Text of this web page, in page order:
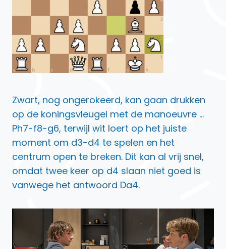
Zwart, nog ongerokeerd, kan gaan drukken
op de koningsvleugel met de manoeuvre …
Ph7-f8-g6, terwijl wit loert op het juiste
moment om d3-d4 te spelen en het
centrum open te breken. Dit kan al vrij snel,
omdat twee keer op d4 slaan niet goed is
vanwege het antwoord Da4.